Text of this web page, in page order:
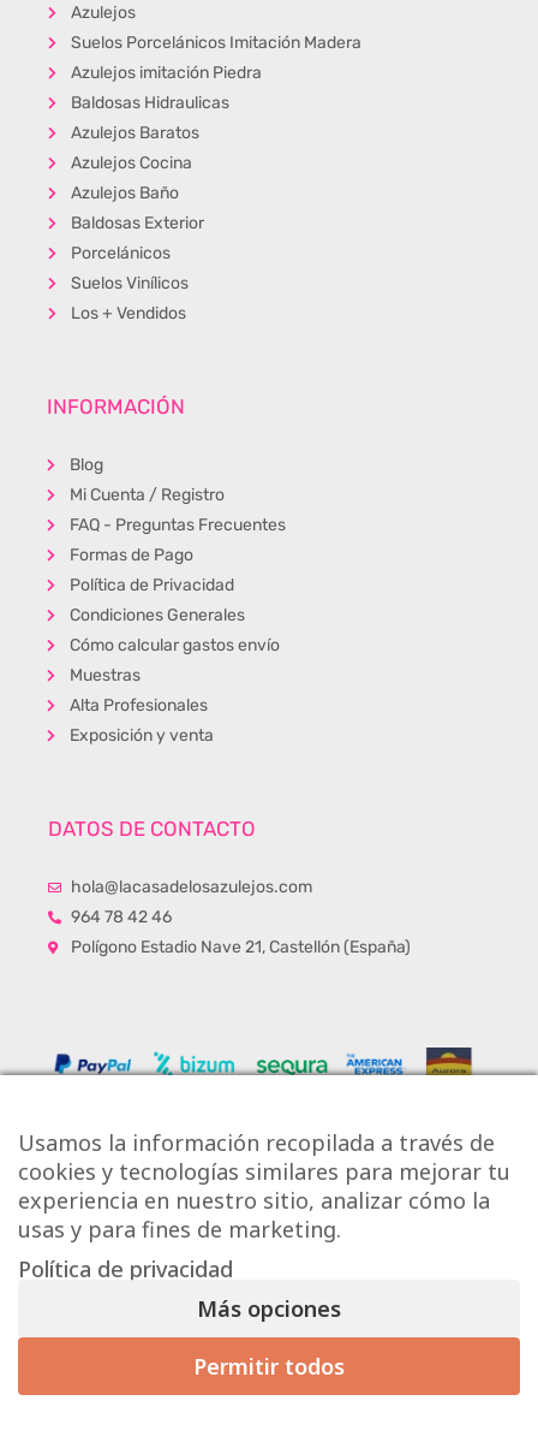
Azulejos
Suelos Porcelánicos Imitación Madera
Azulejos imitación Piedra
Baldosas Hidraulicas
Azulejos Baratos
Azulejos Cocina
Azulejos Baño
Baldosas Exterior
Porcelánicos
Suelos Vinílicos
Los + Vendidos
INFORMACIÓN
Blog
Mi Cuenta / Registro
FAQ - Preguntas Frecuentes
Formas de Pago
Política de Privacidad
Condiciones Generales
Cómo calcular gastos envío
Muestras
Alta Profesionales
Exposición y venta
DATOS DE CONTACTO
hola@lacasadelosazulejos.com
964 78 42 46
Polígono Estadio Nave 21, Castellón (España)
Copyright © Onlytiles S.L.
La Casa de los Azulejos ®
Diseño Web
Usamos la información recopilada a través de
cookies y tecnologías similares para mejorar tu
experiencia en nuestro sitio, analizar cómo la
usas y para fines de marketing.
Política de privacidad
Más opciones
Permitir todos